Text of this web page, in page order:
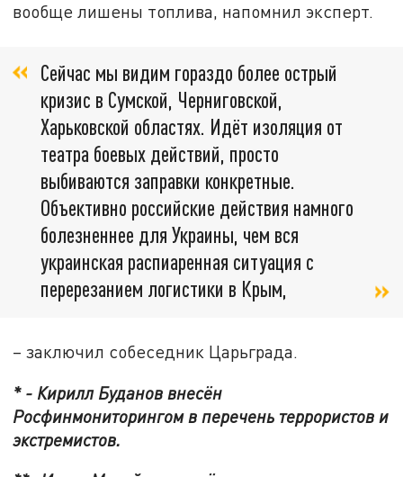
вообще лишены топлива, напомнил эксперт.
Сейчас мы видим гораздо более острый
кризис в Сумской, Черниговской,
Харьковской областях. Идёт изоляция от
театра боевых действий, просто
выбиваются заправки конкретные.
Объективно российские действия намного
болезненнее для Украины, чем вся
украинская распиаренная ситуация с
перерезанием логистики в Крым,
– заключил собеседник Царьграда.
* - Кирилл Буданов внесён
Росфинмониторингом в перечень террористов и
экстремистов.